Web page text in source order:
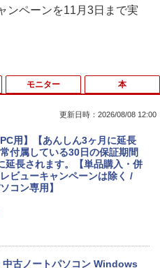
ンペーンを11月3日まで実
更新日時：2026/08/08 12:00
PC用】【あんしん3ヶ月に延長
付属している30日の保証期間
延長されます。【単品購入・併
ビューキャンペーンは除く /
コン専用】
中古ノートパソコン Windows
モニター 本